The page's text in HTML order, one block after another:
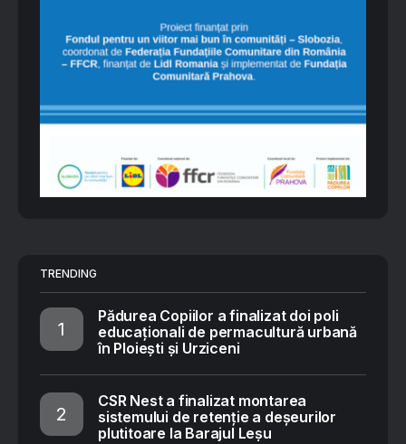
TRENDING
Pădurea Copiilor a finalizat doi poli
educaționali de permacultură urbană
în Ploiești și Urziceni
CSR Nest a finalizat montarea
sistemului de retenție a deșeurilor
plutitoare la Barajul Leșu